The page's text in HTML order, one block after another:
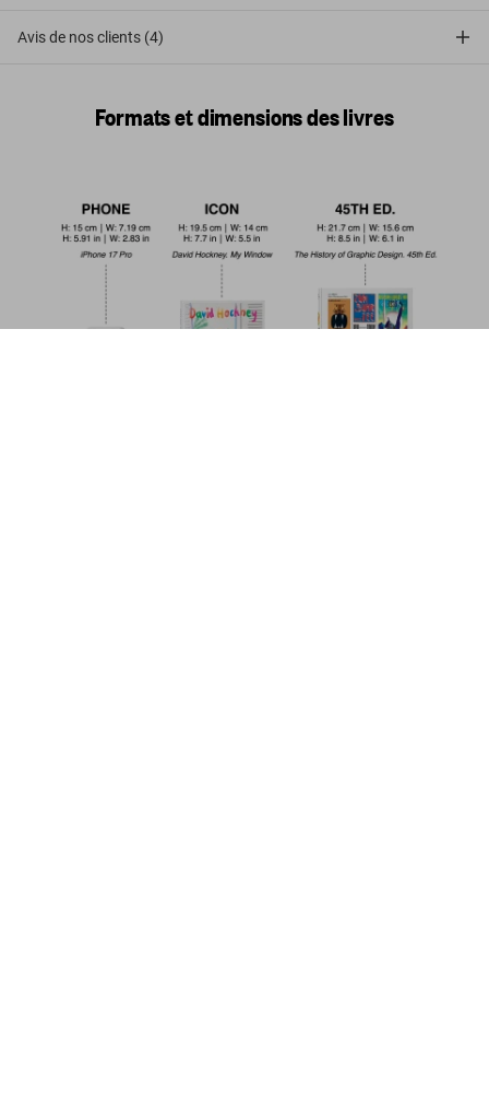
Avis de nos clients (4)
Formats et dimensions des livres